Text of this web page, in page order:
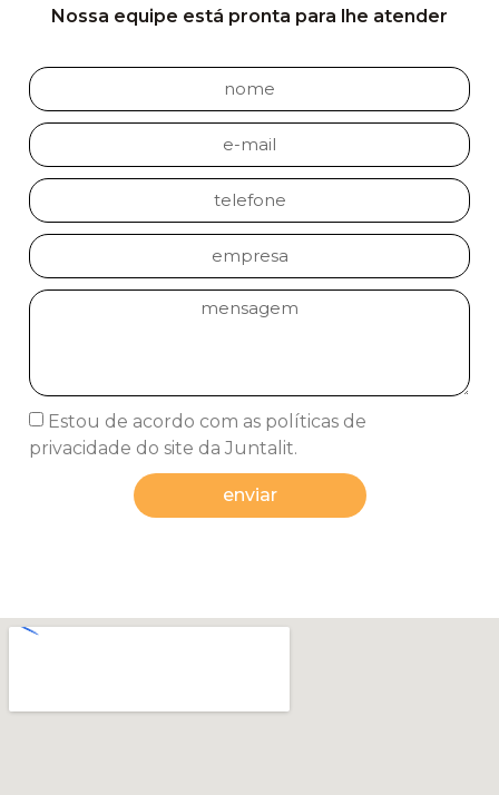
Nossa equipe está pronta para lhe atender
Estou de acordo com as políticas de
privacidade do site da Juntalit.
enviar